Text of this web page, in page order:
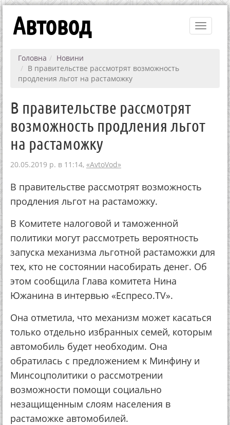
Toggle
Автовод
Головна
Новини
В правительстве рассмотрят возможность
продления льгот на растаможку
В правительстве рассмотрят
возможность продления льгот
на растаможку
20.05.2019 р. в 11:14, «AvtoVod»
В правительстве рассмотрят возможность
продления льгот на растаможку.
В Комитете налоговой и таможенной
политики могут рассмотреть вероятность
запуска механизма льготной растаможки для
тех, кто не состоянии насобирать денег. Об
этом сообщила Глава комитета Нина
Южанина в интервью «Еспресо.TV».
Она отметила, что механизм может касаться
только отдельно избранных семей, которым
автомобиль будет необходим. Она
обратилась с предложением к Минфину и
Минсоцполитики о рассмотрении
возможности помощи социально
незащищенным слоям населения в
растаможке автомобилей.